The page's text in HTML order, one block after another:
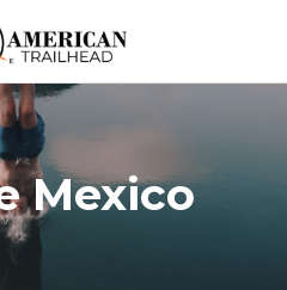
Mexico